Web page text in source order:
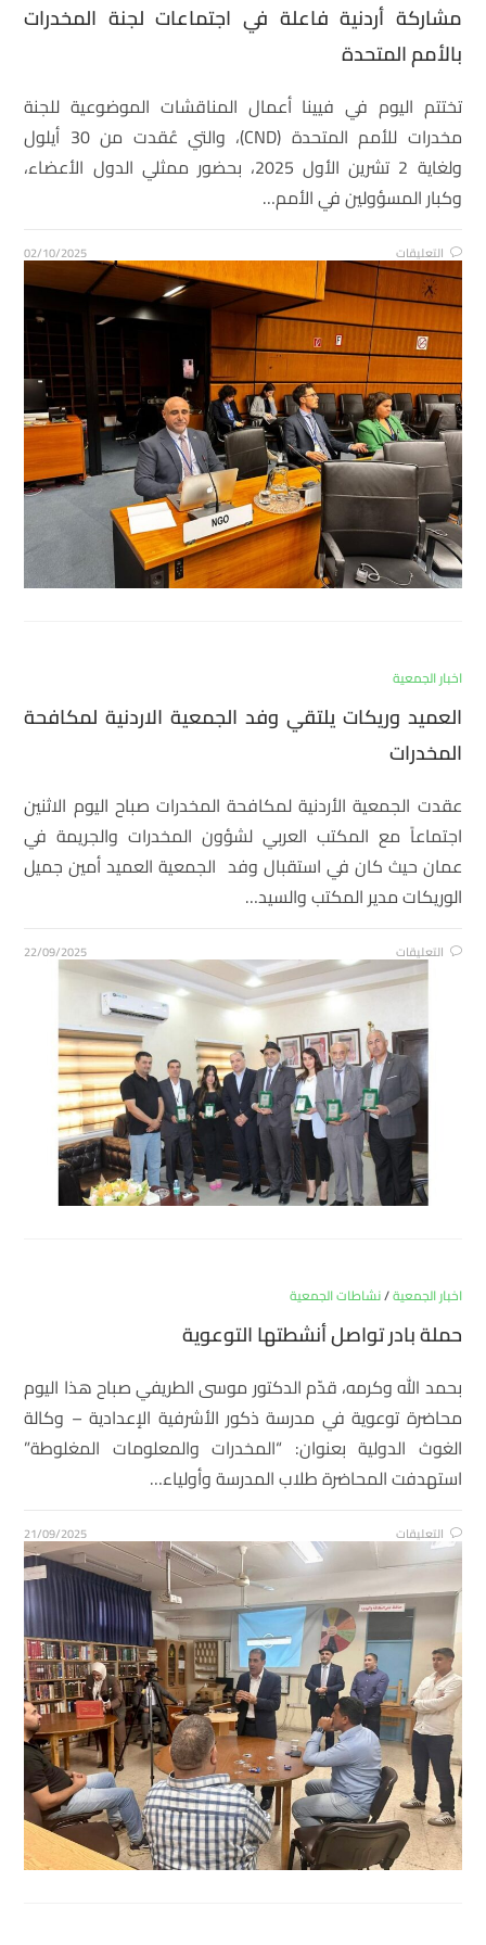
مشاركة أردنية فاعلة في اجتماعات لجنة المخدرات
بالأمم المتحدة
تختتم اليوم في فيينا أعمال المناقشات الموضوعية للجنة
مخدرات للأمم المتحدة (CND)، والتي عُقدت من 30 أيلول
ولغاية 2 تشرين الأول 2025، بحضور ممثلي الدول الأعضاء،
وكبار المسؤولين في الأمم…
التعليقات 02/10/2025
اخبار الجمعية
العميد وريكات يلتقي وفد الجمعية الاردنية لمكافحة
المخدرات
عقدت الجمعية الأردنية لمكافحة المخدرات صباح اليوم الاثنين
اجتماعاً مع المكتب العربي لشؤون المخدرات والجريمة في
عمان حيث كان في استقبال وفد الجمعية العميد أمين جميل
الوريكات مدير المكتب والسيد…
التعليقات 22/09/2025
اخبار الجمعية/نشاطات الجمعية
حملة بادر تواصل أنشطتها التوعوية
بحمد الله وكرمه، قدّم الدكتور موسى الطريفي صباح هذا اليوم
محاضرة توعوية في مدرسة ذكور الأشرفية الإعدادية – وكالة
الغوث الدولية بعنوان: “المخدرات والمعلومات المغلوطة”
استهدفت المحاضرة طلاب المدرسة وأولياء…
التعليقات 21/09/2025